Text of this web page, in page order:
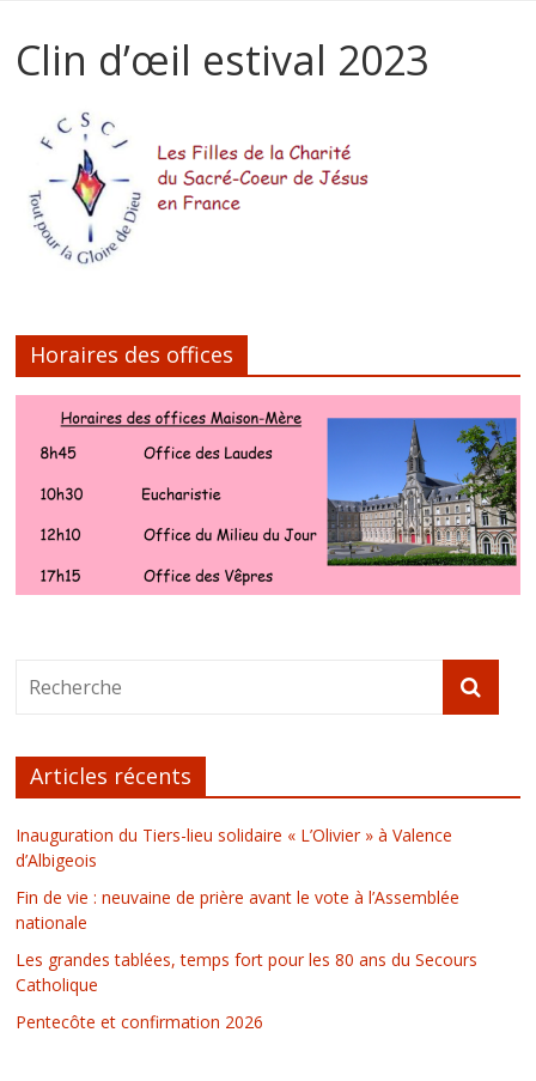
Clin d’œil estival 2023
Horaires des offices
Articles récents
Inauguration du Tiers-lieu solidaire « L’Olivier » à Valence
d’Albigeois
Fin de vie : neuvaine de prière avant le vote à l’Assemblée
nationale
Les grandes tablées, temps fort pour les 80 ans du Secours
Catholique
Pentecôte et confirmation 2026